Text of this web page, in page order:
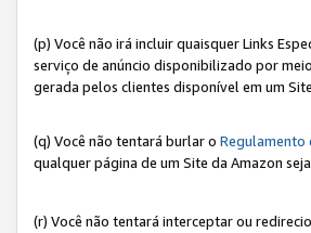
(p) Você não irá incluir quaisquer Links
serviço de anúncio disponibilizado por
gerada pelos clientes disponível em um
(q) Você não tentará burlar o Regulamento
qualquer página de um Site da Amazon
(r) Você não tentará interceptar ou